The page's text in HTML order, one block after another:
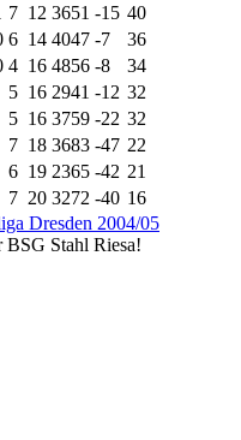
7 12 3651 -15 40
6 14 4047 -7
36
4 16 4856 -8
34
5 16 2941 -12 32
5 16 3759 -22 32
7 18 3683 -47 22
6 19 2365 -42 21
7 20 3272 -40 16
Dresden 2004/05
BSG Stahl Riesa!